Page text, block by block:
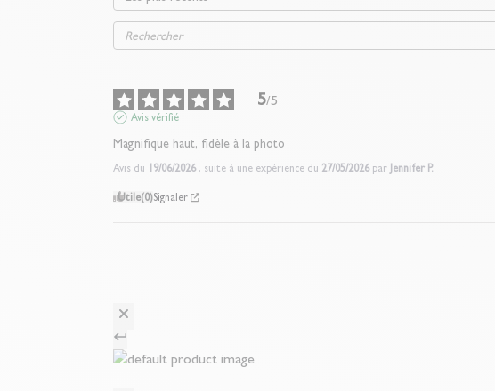
5/5
Avis vérifié
Magnifique haut, fidèle à la photo
Avis du 19/06/2026 , suite à une expérience du 27/05/2026 par Jennifer P.
Utile(0)Signaler